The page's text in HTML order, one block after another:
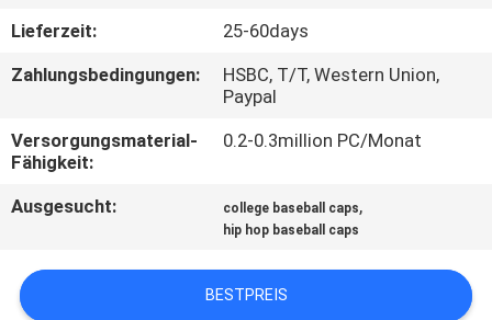
QUALITÄTSKONTROLLE
TRETEN
SIE
MIT
UNS
VERBINDUNG
Lieferzeit:
25-60days
Zahlungsbedingungen:
HSBC, T/T, Western Union,
Paypal
Versorgungsmaterial-
Fähigkeit:
0.2-0.3million PC/Monat
Ausgesucht: college baseball caps,
hip hop baseball caps
BESTPREIS